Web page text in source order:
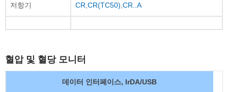
저항기 CR CR(TC50) CR..A
혈압 및 혈당 모니터
데이터 인터페이스, IrDA/USB